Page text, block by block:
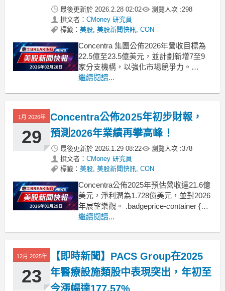
最後更新於 2026.2.28 02:02 瀏覽人次 :298
撰文者： CMoney 研究員
標籤： 美股, 美股新聞快訊, CON
Concentra 集團公佈2026年營收目標為
22.5億至23.5億美元，並計劃新增7至9
家分支機構，以強化市場競爭力。
.badgeprice-container {
gap: 1rem !important
繼續閱讀...
1月 2026年
29
Concentra公佈2025年初步財報，
預測2026年業績再攀高峰！
最後更新於 2026.1.29 08:22 瀏覽人次 :378
撰文者： CMoney 研究員
標籤： 美股, 美股新聞快訊, CON
Concentra公佈2025年預估營收達21.6億
美元，淨利潤為1.728億美元，並對2026
年展望樂觀。 .badgeprice-container {
display: flex !important;
繼續閱讀...
12月 2025年
23
【即時新聞】PACS Group在2025
年醫療設施類股中表現突出，年初至
今漲幅達177.57%